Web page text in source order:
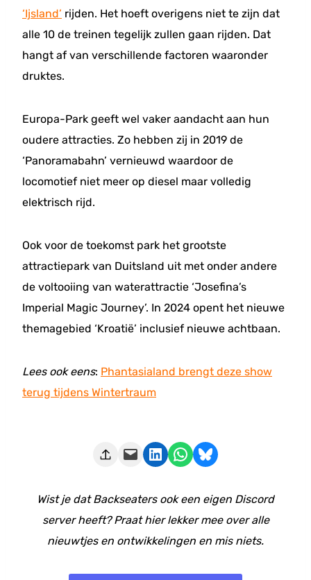
‘Ijsland’ rijden. Het hoeft overigens niet te zijn dat
alle 10 de treinen tegelijk zullen gaan rijden. Dat
hangt af van verschillende factoren waaronder
druktes.
Europa-Park geeft wel vaker aandacht aan hun
oudere attracties. Zo hebben zij in 2019 de
‘Panoramabahn’ vernieuwd waardoor de
locomotief niet meer op diesel maar volledig
elektrisch rijd.
Ook voor de toekomst park het grootste
attractiepark van Duitsland uit met onder andere
de voltooiing van waterattractie ‘Josefina’s
Imperial Magic Journey’. In 2024 opent het nieuwe
themagebied ‘Kroatië’ inclusief nieuwe achtbaan.
Lees ook eens: Phantasialand brengt deze show
terug tijdens Wintertraum
Deze pagina e-mailen Delen op LinkedIn Delen via WhatsApp Share on Bluesky
Wist je dat Backseaters ook een eigen Discord
server heeft? Praat hier lekker mee over alle
nieuwtjes en ontwikkelingen en mis niets.